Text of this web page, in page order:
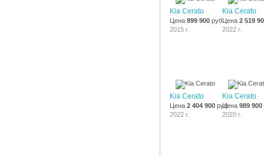
Kia Cerato
Цена 899 900 руб.
2015 г.
Kia Cerato
Цена 2 519
2022 г.
Kia Cerato
Цена 2 404 900 руб.
2022 г.
Kia Cerato
Цена 989 900
2020 г.